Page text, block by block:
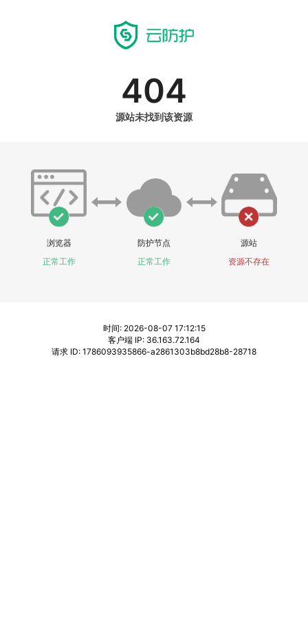
404
源站未找到该资源
浏览器
正常工作
防护节点
正常工作
源站
资源不存在
时间: 2026-08-07 17:12:15
客户端 IP: 36.163.72.164
请求 ID: 1786093935866-a2861303b8bd28b8-28718